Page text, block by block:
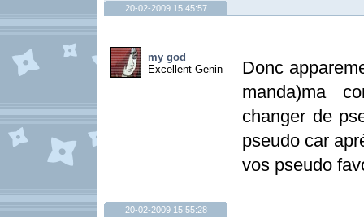
20-02-2009 15:45:57
my god
Excellent Genin
Donc
manda)ma
changer de
pseudo car
vos pseudo
20-02-2009 15:55:28